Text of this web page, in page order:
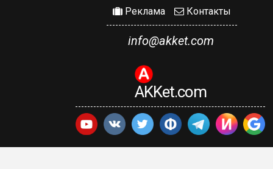
Реклама Контакты
info@akket.com
AKKet.com